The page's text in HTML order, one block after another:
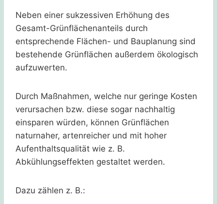
Neben einer sukzessiven Erhöhung des
Gesamt-Grünflächenanteils durch
entsprechende Flächen- und Bauplanung sind
bestehende Grünflächen außerdem ökologisch
aufzuwerten.
Durch Maßnahmen, welche nur geringe Kosten
verursachen bzw. diese sogar nachhaltig
einsparen würden, können Grünflächen
naturnaher, artenreicher und mit hoher
Aufenthaltsqualität wie z. B.
Abkühlungseffekten gestaltet werden.
Dazu zählen z. B.: